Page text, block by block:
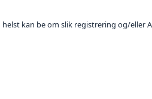
kan be om slik registrering og/eller